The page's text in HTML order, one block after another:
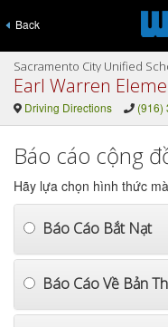
Back
Sacramento City Unified
Earl Warren
Driving Directions (916)
Báo cáo cộng
Hãy lựa chọn hình thức
Báo Cáo Bắt Nạt
Báo Cáo Về Bản